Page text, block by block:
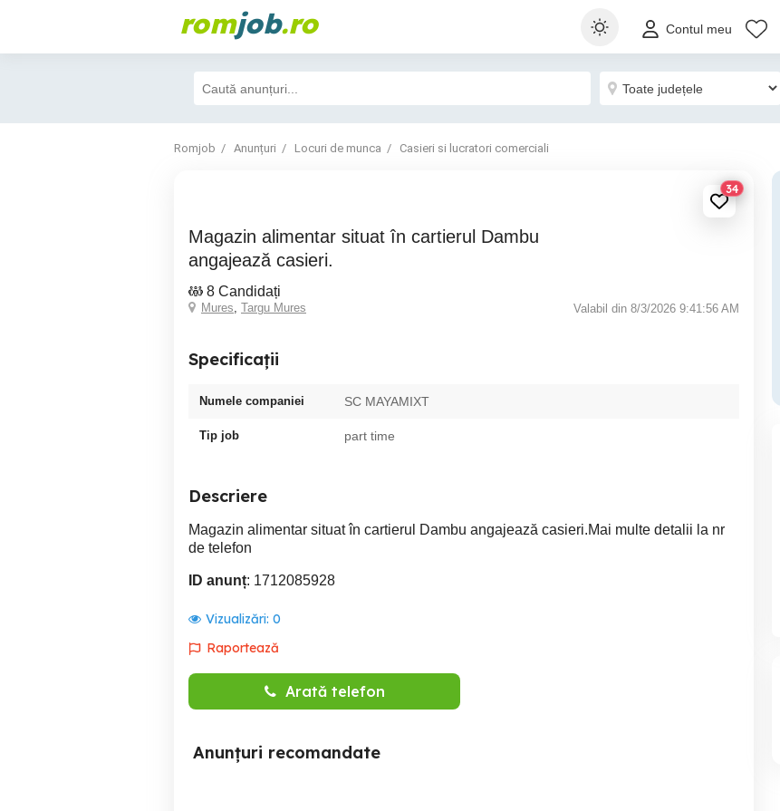
romjob.ro Contul meu
Romjob Anunțuri Locuri de munca Casieri si lucratori comerciali
34
Magazin alimentar situat în cartierul Dambu
angajează casieri.
8 Candidați
Mures, Targu Mures Valabil din 8/3/2026 9:41:56 AM
Specificații
Numele companiei SC MAYAMIXT
Tip job part time
Descriere
Magazin alimentar situat în cartierul Dambu angajează casieri.Mai multe detalii la nr
de telefon
ID anunț: 1712085928
Vizualizări: 0
Raportează
Arată telefon
Anunțuri recomandate